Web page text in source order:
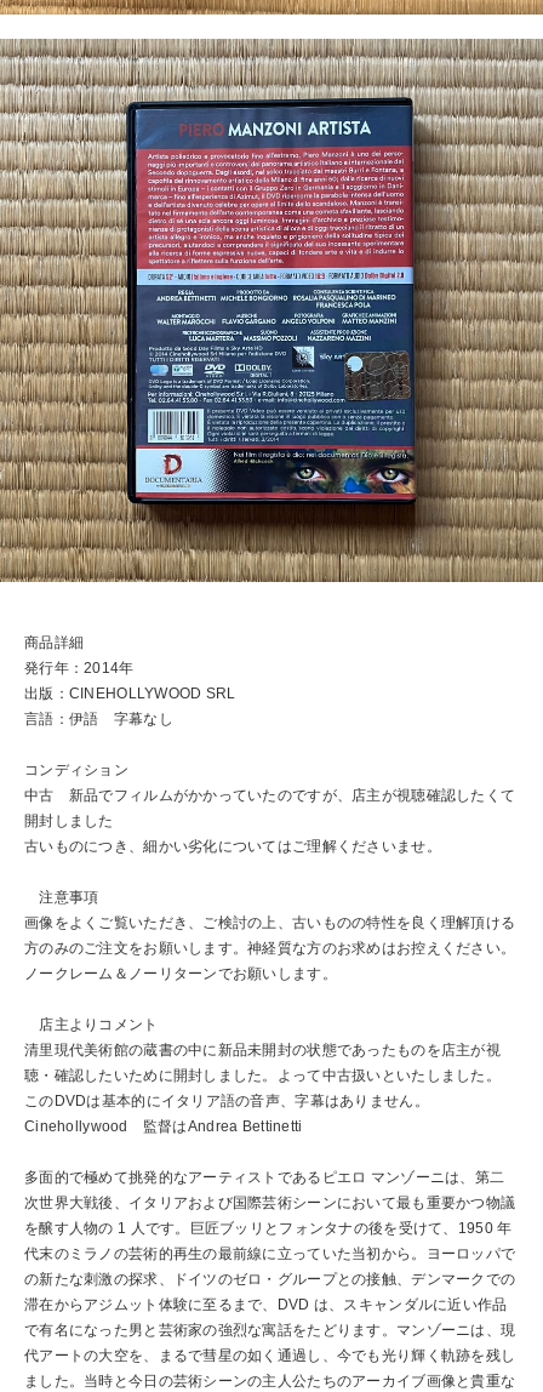
商品詳細
発行年：2014年
出版：CINEHOLLYWOOD SRL
言語：伊語 字幕なし
コンディション
中古 新品でフィルムがかかっていたのですが、店主が視聴確認したくて
開封しました
古いものにつき、細かい劣化についてはご理解くださいませ。
注意事項
画像をよくご覧いただき、ご検討の上、古いものの特性を良く理解頂ける
方のみのご注文をお願いします。神経質な方のお求めはお控えください。
ノークレーム＆ノーリターンでお願いします。
店主よりコメント
清里現代美術館の蔵書の中に新品未開封の状態であったものを店主が視
聴・確認したいために開封しました。よって中古扱いといたしました。
このDVDは基本的にイタリア語の音声、字幕はありません。
Cinehollywood 監督はAndrea Bettinetti
多面的で極めて挑発的なアーティストであるピエロ マンゾーニは、第二
次世界大戦後、イタリアおよび国際芸術シーンにおいて最も重要かつ物議
を醸す人物の 1 人です。巨匠ブッリとフォンタナの後を受けて、1950 年
代末のミラノの芸術的再生の最前線に立っていた当初から。ヨーロッパで
の新たな刺激の探求、ドイツのゼロ・グループとの接触、デンマークでの
滞在からアジムット体験に至るまで、DVD は、スキャンダルに近い作品
で有名になった男と芸術家の強烈な寓話をたどります。マンゾーニは、現
代アートの大空を、まるで彗星の如く通過し、今でも光り輝く軌跡を残し
ました。当時と今日の芸術シーンの主人公たちのアーカイブ画像と貴重な